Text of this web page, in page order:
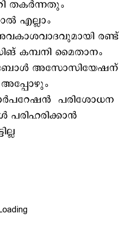
തകര്‍ന്നതും
എല്ലാം
രണ്ട്
കമ്പനി മൈതാനം
അസോസിയേഷന്
പരിശോധന